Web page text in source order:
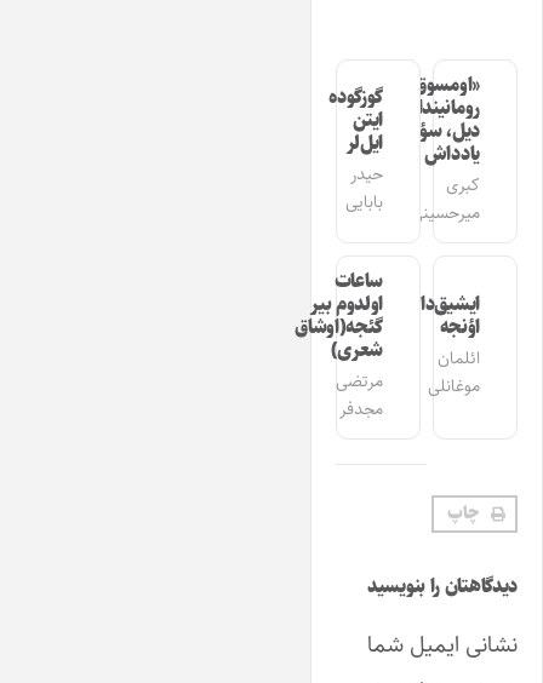
«اومسوق»
رومانیندا
دیل، سؤز،
یادداش
کبری
میرحسینی
گوزگوده
ایتن
ایل‌لر
حیدر
بابایی
ایشیق‌دان
اؤنجه
ائلمان
موغانلی
ساعات
اولدوم بیر
گئجه(اوشاق
شعری)
مرتضی
مجدفر
چاپ
دیدگاهتان را بنویسید
نشانی ایمیل شما